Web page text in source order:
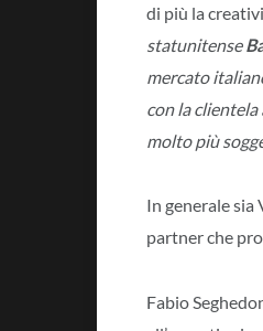
di più la
statunitense
mercato
con la
molto più
In generale sia
partner che
Fabio